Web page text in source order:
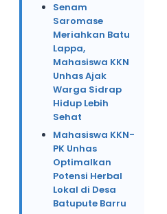
Senam
Saromase
Meriahkan Batu
Lappa,
Mahasiswa KKN
Unhas Ajak
Warga Sidrap
Hidup Lebih
Sehat
Mahasiswa KKN-
PK Unhas
Optimalkan
Potensi Herbal
Lokal di Desa
Batupute Barru